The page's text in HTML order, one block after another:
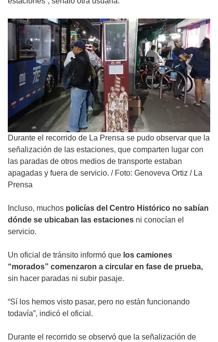
Durante el recorrido de La Prensa se pudo observar que la
señalización de las estaciones, que comparten lugar con
las paradas de otros medios de transporte estaban
apagadas y fuera de servicio. / Foto: Genoveva Ortiz / La
Prensa
Incluso, muchos policías del Centro Histórico no sabían
dónde se ubicaban las estaciones ni conocían el
servicio.
Un oficial de tránsito informó que los camiones
“morados” comenzaron a circular en fase de prueba,
sin hacer paradas ni subir pasaje.
“Sí los hemos visto pasar, pero no están funcionando
todavía”, indicó el oficial.
Durante el recorrido se observó que la señalización de